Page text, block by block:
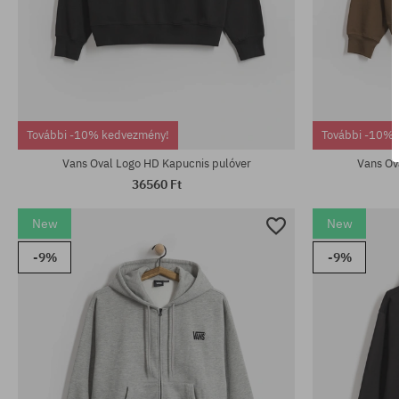
Elérhető méretek:
M; L; XL
Elérhető
S; M; L; XL; XXL
További -10% kedvezmény!
Vans Oval Logo HD Kapucnis pulóver
36560 Ft
További -10%
Vans
New
-9%
New
-9%